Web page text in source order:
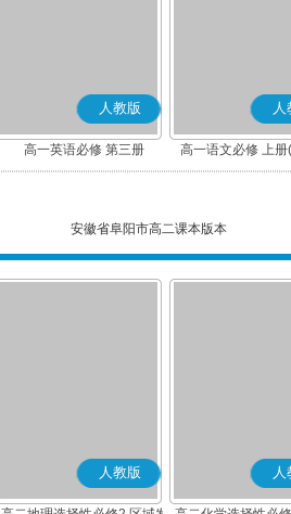
人教版
高一英语必修 第三册
人
高一语文必修 上
安徽省阜阳市高二课本版本
人教版 人